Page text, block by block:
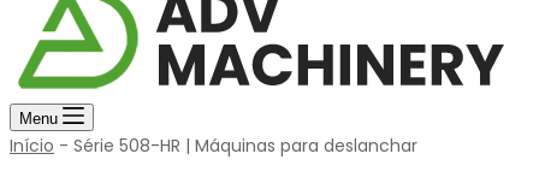
Menu
Início - Série 508-HR | Máquinas para deslanchar